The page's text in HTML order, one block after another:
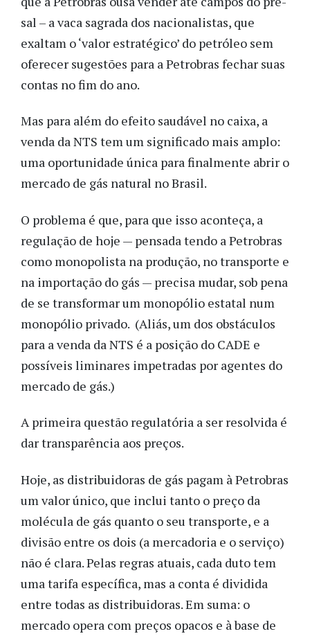
sal – a vaca sagrada dos nacionalistas, que
exaltam o ‘valor estratégico’ do petróleo sem
oferecer sugestões para a Petrobras fechar suas
contas no fim do ano.
Mas para além do efeito saudável no caixa, a
venda da NTS tem um significado mais amplo:
uma oportunidade única para finalmente abrir o
mercado de gás natural no Brasil.
O problema é que, para que isso aconteça, a
regulação de hoje — pensada tendo a Petrobras
como monopolista na produção, no transporte e
na importação do gás — precisa mudar, sob pena
de se transformar um monopólio estatal num
monopólio privado. (Aliás, um dos obstáculos
para a venda da NTS é a posição do CADE e
possíveis liminares impetradas por agentes do
mercado de gás.)
A primeira questão regulatória a ser resolvida é
dar transparência aos preços.
Hoje, as distribuidoras de gás pagam à Petrobras
um valor único, que inclui tanto o preço da
molécula de gás quanto o seu transporte, e a
divisão entre os dois (a mercadoria e o serviço)
não é clara. Pelas regras atuais, cada duto tem
uma tarifa específica, mas a conta é dividida
entre todas as distribuidoras. Em suma: o
mercado opera com preços opacos e à base de